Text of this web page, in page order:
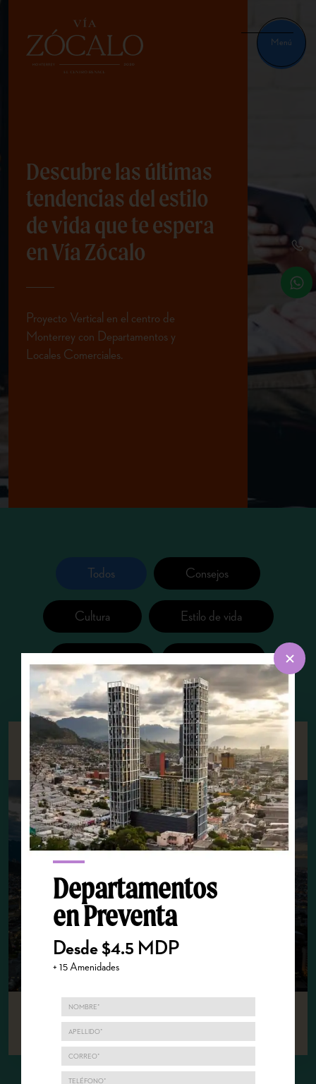
Menú
Descubre las últimas
tendencias del estilo
de vida que te espera
en Vía Zócalo
Proyecto Vertical en el centro de
Monterrey con Departamentos y
Locales Comerciales.
Departamentos
en Preventa
Desde $4.5 MDP
+ 15 Amenidades
Todos Consejos
Cultura Estilo de vida
Redefiniendo el Paisaje Urbano, DM
Desarrolladora
Seguir leyendo